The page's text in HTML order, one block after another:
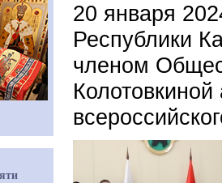
20 января
Республики
членом